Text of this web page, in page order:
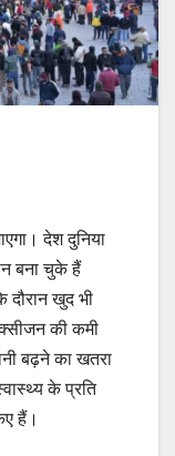
देश दुनिया
बना चुके हैं
दौरान खुद भी
की कमी
बढ़ने का खतरा
के प्रति
हैं।